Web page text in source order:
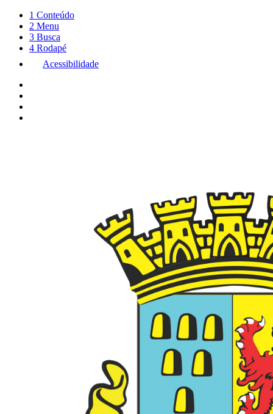
1 Conteúdo
2 Menu
3 Busca
4 Rodapé
Acessibilidade